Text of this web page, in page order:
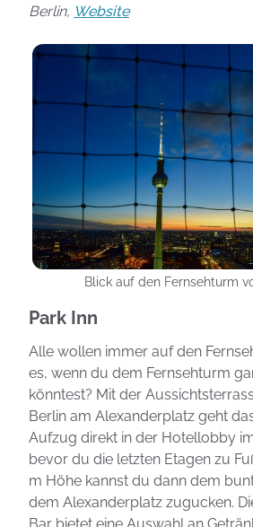
Berlin, Website
Blick auf den Fernsehturm
Park Inn
Alle wollen immer auf den
es, wenn du dem Fernsehturm
könntest? Mit der
Berlin am Alexanderplatz geht
Aufzug direkt in der Hotellobby
bevor du die letzten Etagen zu
m Höhe kannst du dann dem
dem Alexanderplatz zugucken.